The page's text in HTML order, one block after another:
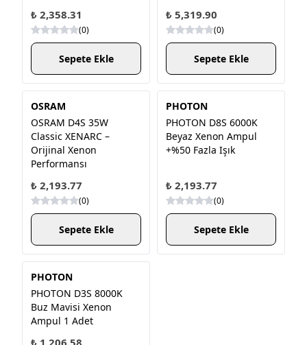
₺ 2,358.31
(0)
Sepete Ekle
₺ 5,319.90
(0)
Sepete Ekle
OSRAM
OSRAM D4S 35W
Classic XENARC –
Orijinal Xenon
Performansı
₺ 2,193.77
(0)
Sepete Ekle
PHOTON
PHOTON D8S 6000K
Beyaz Xenon Ampul
+%50 Fazla Işık
₺ 2,193.77
(0)
Sepete Ekle
PHOTON
PHOTON D3S 8000K
Buz Mavisi Xenon
Ampul 1 Adet
₺ 1,206.58